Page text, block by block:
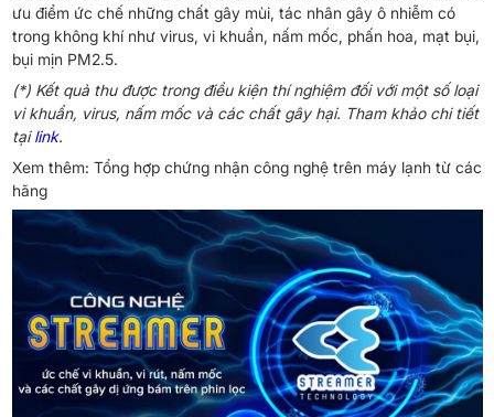
ưu điểm ức chế những chất gây mùi, tác nhân gây ô nhiễm có
trong không khí như virus, vi khuẩn, nấm mốc, phấn hoa, mạt bụi,
bụi mịn PM2.5.
(*) Kết quả thu được trong điều kiện thí nghiệm đối với một số loại
vi khuẩn, virus, nấm mốc và các chất gây hại. Tham khảo chi tiết
tạilink.
Xem thêm: Tổng hợp chứng nhận công nghệ trên máy lạnh từ các
hãng